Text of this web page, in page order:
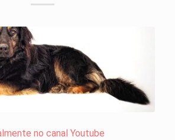
no canal Youtube